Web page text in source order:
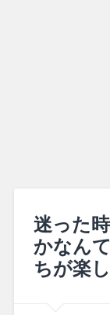
迷った
かなん
ちが楽